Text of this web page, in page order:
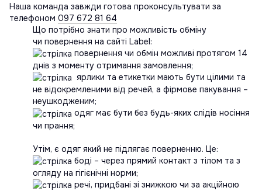
Наша команда завжди готова проконсультувати за
телефоном 097 672 81 64
Що потрібно знати про можливість обміну
чи повернення на сайті Label:
повернення чи обмін можливі протягом 14
днів з моменту отримання замовлення;
ярлики та етикетки мають бути цілими та
не відокремленими від речей, а фірмове пакування –
неушкодженим;
одяг має бути без будь-яких слідів носіння
чи прання;
Утім, є одяг який не підлягає поверненню. Це:
боді – через прямий контакт з тілом та з
огляду на гігієнічні норми;
речі, придбані зі знижкою чи за акційною